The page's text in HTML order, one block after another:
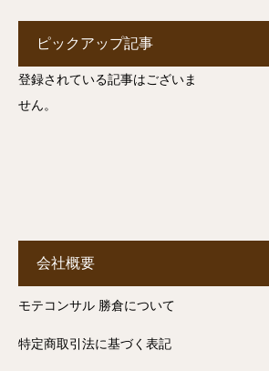
ピックアップ記事
登録されている記事はございま
せん。
会社概要
モテコンサル 勝倉について
特定商取引法に基づく表記